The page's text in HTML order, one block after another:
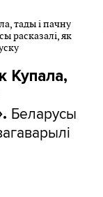
Купала,
Беларусы